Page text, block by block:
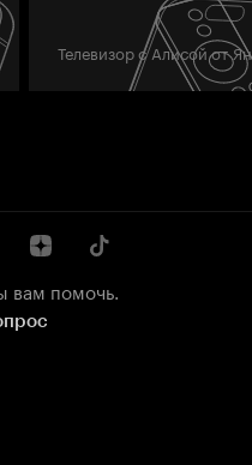
Телевизор с Алисой от
вам помочь.